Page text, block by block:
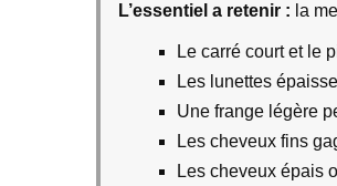
L’essentiel a retenir : la
Le carré court et le
Les lunettes
Une frange légère
Les cheveux fins
Les cheveux épais